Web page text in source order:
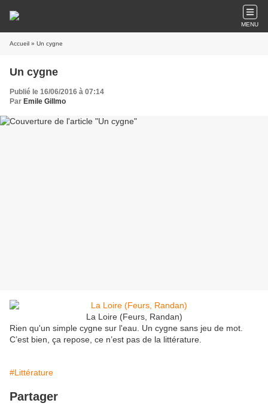
MENU
Accueil » Un cygne
Un cygne
Publié le 16/06/2016 à 07:14
Par Emile Gillmo
La Loire (Feurs, Randan)
Rien qu'un simple cygne sur l'eau. Un cygne sans jeu de mot.
C’est bien, ça repose, ce n’est pas de la littérature.
#Littérature
Partager